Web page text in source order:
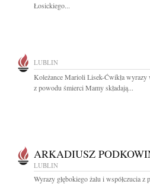
Łosickiego...
LUBLIN
Koleżance Marioli Lisek-Ćwikła wyrazy
z powodu śmierci Mamy składają...
ARKADIUSZ
LUBLIN
Wyrazy głębokiego żalu i współczucia z